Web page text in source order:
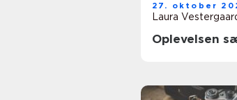
27. oktober
Laura
Oplevelsen